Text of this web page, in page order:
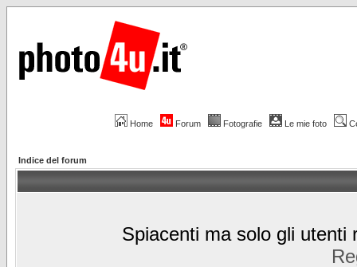
Home Forum Fotografie Le mie foto
Indice del forum
Spiacenti ma solo gli utenti